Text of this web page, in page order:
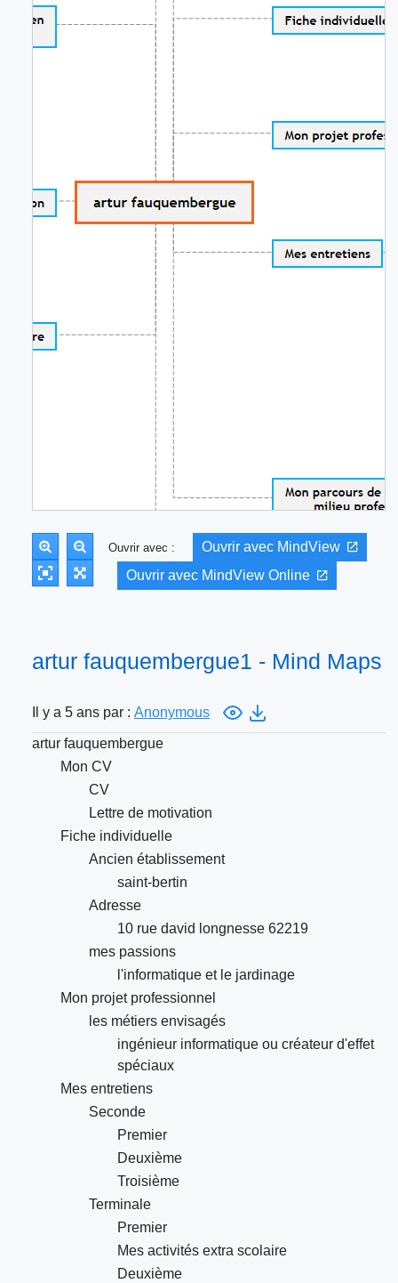
Ouvrir avec :
Ouvrir avec MindView
Ouvrir avec MindView Online
artur fauquembergue1 - Mind Maps
Il y a 5 ans par : Anonymous
artur fauquembergue
Mon CV
CV
Lettre de motivation
Fiche individuelle
Ancien établissement
saint-bertin
Adresse
10 rue david longnesse 62219
mes passions
l'informatique et le jardinage
Mon projet professionnel
les métiers envisagés
ingénieur informatique ou créateur d'effet
spéciaux
Mes entretiens
Seconde
Premier
Deuxième
Troisième
Terminale
Premier
Mes activités extra scolaire
Deuxième